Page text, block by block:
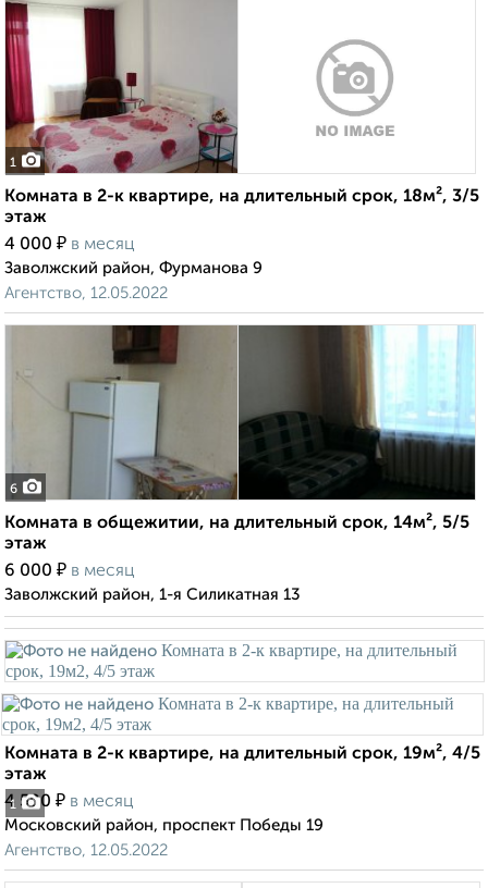
1
Комната в 2-к квартире, на длительный срок, 18м², 3/5
этаж
4 000 ₽ в месяц
Заволжский район, Фурманова 9
Агентство, 12.05.2022
6
Комната в общежитии, на длительный срок, 14м², 5/5
этаж
6 000 ₽ в месяц
Заволжский район, 1-я Силикатная 13
1
Комната в 2-к квартире, на длительный срок, 19м², 4/5
этаж
4 500 ₽ в месяц
Московский район, проспект Победы 19
Агентство, 12.05.2022